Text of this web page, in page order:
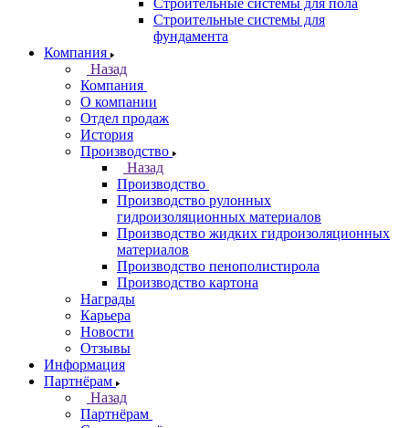
Строительные системы для пола
Строительные системы для
фундамента
Компания
Назад
Компания
О компании
Отдел продаж
История
Производство
Назад
Производство
Производство рулонных
гидроизоляционных материалов
Производство жидких гидроизоляционных
материалов
Производство пенополистирола
Производство картона
Награды
Карьера
Новости
Отзывы
Информация
Партнёрам
Назад
Партнёрам